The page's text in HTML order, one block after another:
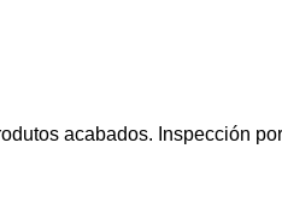
acabados. Inspección